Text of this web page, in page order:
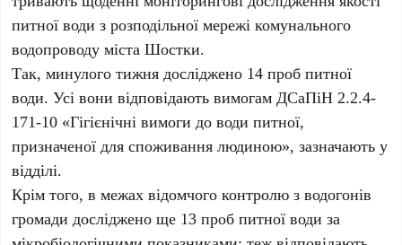
питної води з розподільної мережі комунального
водопроводу міста Шостки.
Так, минулого тижня досліджено 14 проб питної
води. Усі вони відповідають вимогам ДСаПіН 2.2.4-
171-10 «Гігієнічні вимоги до води питної,
призначеної для споживання людиною», зазначають у
відділі.
Крім того, в межах відомчого контролю з водогонів
громади досліджено ще 13 проб питної води за